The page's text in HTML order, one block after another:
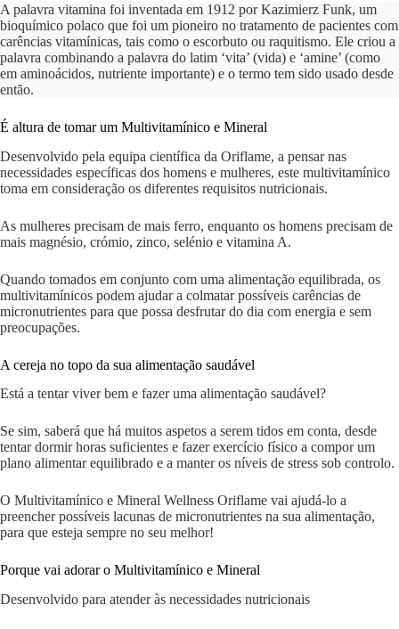
A palavra vitamina foi inventada em 1912 por Kazimierz Funk, um
bioquímico polaco que foi um pioneiro no tratamento de pacientes com
carências vitamínicas, tais como o escorbuto ou raquitismo. Ele criou a
palavra combinando a palavra do latim ‘vita’ (vida) e ‘amine’ (como
em aminoácidos, nutriente importante) e o termo tem sido usado desde
então.
É altura de tomar um Multivitamínico e Mineral
Desenvolvido pela equipa científica da Oriflame, a pensar nas
necessidades específicas dos homens e mulheres, este multivitamínico
toma em consideração os diferentes requisitos nutricionais.
As mulheres precisam de mais ferro, enquanto os homens precisam de
mais magnésio, crómio, zinco, selénio e vitamina A.
Quando tomados em conjunto com uma alimentação equilibrada, os
multivitamínicos podem ajudar a colmatar possíveis carências de
micronutrientes para que possa desfrutar do dia com energia e sem
preocupações.
A cereja no topo da sua alimentação saudável
Está a tentar viver bem e fazer uma alimentação saudável?
Se sim, saberá que há muitos aspetos a serem tidos em conta, desde
tentar dormir horas suficientes e fazer exercício físico a compor um
plano alimentar equilibrado e a manter os níveis de stress sob controlo.
O Multivitamínico e Mineral Wellness Oriflame vai ajudá-lo a
preencher possíveis lacunas de micronutrientes na sua alimentação,
para que esteja sempre no seu melhor!
Porque vai adorar o Multivitamínico e Mineral
Desenvolvido para atender às necessidades nutricionais